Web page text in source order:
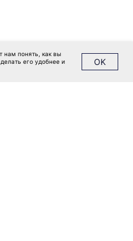
нам понять, как вы
его удобнее и
OK